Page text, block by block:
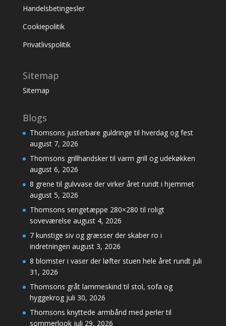
Handelsbetingesler
Cookiepolitik
Privatlivspolitik
Sitemap
Sitemap
Blogs
Thomsons justerbare guldringe til hverdag og fest
august 7, 2026
Thomsons grillhandsker til varm grill og udekøkken
august 6, 2026
8 grene til gulvvase der virker året rundt i hjemmet
august 5, 2026
Thomsons sengetæppe 280×280 til roligt
soveværelse august 4, 2026
7 kunstige siv og græsser der skaber ro i
indretningen august 3, 2026
8 blomster i vaser der løfter stuen hele året rundt juli
31, 2026
Thomsons gråt lammeskind til stol, sofa og
hyggekrog juli 30, 2026
Thomsons knyttede armbånd med perler til
sommerlook juli 29, 2026